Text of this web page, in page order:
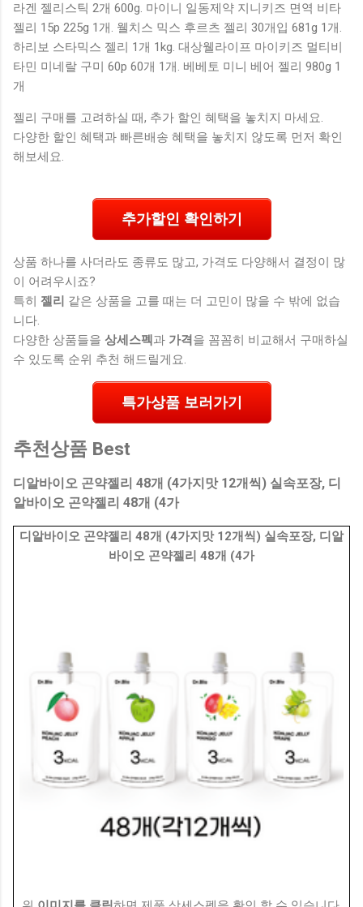
랙 유니콘 멀티페어링 스마트폰 태...
라겐 젤리스틱 2개 600g. 마이니 일동제약 지니키즈 면역 비타
젤리 15p 225g 1개. 웰치스 믹스 후르츠 젤리 30개입 681g 1개.
하리보 스타믹스 젤리 1개 1kg. 대상웰라이프 마이키즈 멀티비
타민 미네랄 구미 60p 60개 1개. 베베토 미니 베어 젤리 980g 1
개
젤리 구매를 고려하실 때, 추가 할인 혜택을 놓치지 마세요.
다양한 할인 혜택과 빠른배송 혜택을 놓치지 않도록 먼저 확인
해보세요.
추가할인 확인하기
상품 하나를 사더라도 종류도 많고, 가격도 다양해서 결정이 많
이 어려우시죠?
특히 젤리 같은 상품을 고를 때는 더 고민이 많을 수 밖에 없습
니다.
다양한 상품들을 상세스펙 과 가격 을 꼼꼼히 비교해서 구매하실
수 있도록 순위 추천 해드릴게요.
특가상품 보러가기
추천상품 Best
디알바이오 곤약젤리 48개 (4가지맛 12개씩) 실속포장, 디
알바이오 곤약젤리 48개 (4가
디알바이오 곤약젤리 48개 (4가지맛 12개씩) 실속포장, 디알
바이오 곤약젤리 48개 (4가